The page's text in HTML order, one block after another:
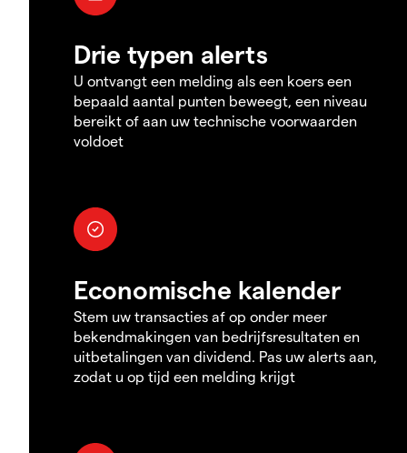
Drie typen alerts
U ontvangt een melding als een koers een
bepaald aantal punten beweegt, een niveau
bereikt of aan uw technische voorwaarden
voldoet
Economische kalender
Stem uw transacties af op onder meer
bekendmakingen van bedrijfsresultaten en
uitbetalingen van dividend. Pas uw alerts aan,
zodat u op tijd een melding krijgt